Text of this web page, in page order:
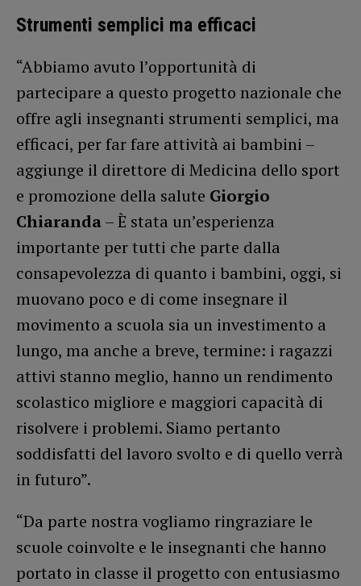
Strumenti semplici ma efficaci
“Abbiamo avuto l’opportunità di
partecipare a questo progetto nazionale che
offre agli insegnanti strumenti semplici, ma
efficaci, per far fare attività ai bambini –
aggiunge il direttore di Medicina dello sport
e promozione della salute Giorgio
Chiaranda– È stata un’esperienza
importante per tutti che parte dalla
consapevolezza di quanto i bambini, oggi, si
muovano poco e di come insegnare il
movimento a scuola sia un investimento a
lungo, ma anche a breve, termine: i ragazzi
attivi stanno meglio, hanno un rendimento
scolastico migliore e maggiori capacità di
risolvere i problemi. Siamo pertanto
soddisfatti del lavoro svolto e di quello verrà
in futuro”.
“Da parte nostra vogliamo ringraziare le
scuole coinvolte e le insegnanti che hanno
portato in classe il progetto con entusiasmo